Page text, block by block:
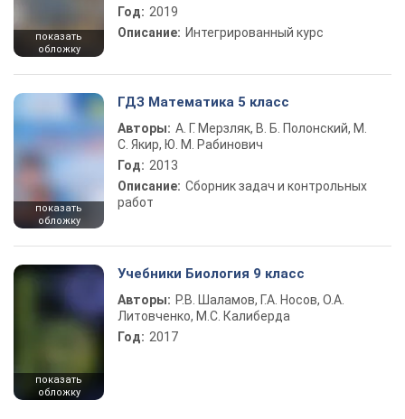
показать
обложку
Год: 2019
Описание: Интегрированный курс
показать
обложку
ГДЗ Математика 5 класс
Авторы: А. Г. Мерзляк, В. Б. Полонский, М.
С. Якир, Ю. М. Рабинович
Год: 2013
Описание: Сборник задач и контрольных
работ
показать
обложку
Учебники Биология 9 класс
Авторы: Р.В. Шаламов, Г.А. Носов, О.А.
Литовченко, М.С. Калиберда
Год: 2017